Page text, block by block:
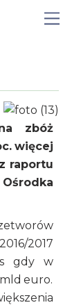
zbóż
więcej
raportu
2017
gdy w
mld euro.